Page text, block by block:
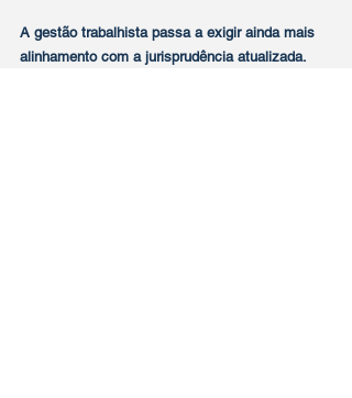
A gestão trabalhista passa a exigir ainda mais
alinhamento com a jurisprudência atualizada.